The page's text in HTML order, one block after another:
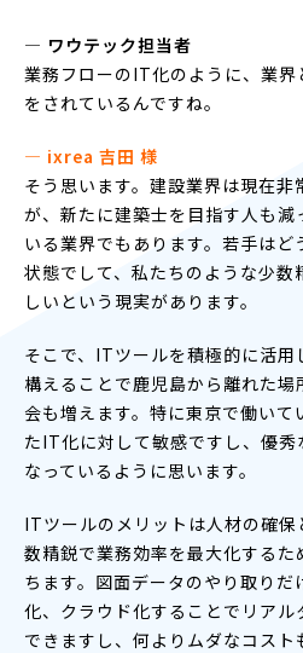
― ワウテック担当者
業務フローのIT化のように、業
をされているんですね。
― ixrea 吉田 様
そう思います。建設業界は現在非
が、新たに建築士を目指す人も減
いる業界でもあります。若手はど
状態でして、私たちのような少数
しいという現実があります。
そこで、ITツールを積極的に活
構えることで鹿児島から離れた
会も増えます。特に東京で働いて
たIT化に対して敏感ですし、優
なっているように思います。
ITツールのメリットは人材の確
数精鋭で業務効率を最大化する
ちます。図面データのやり取り
化、クラウド化することでリア
できますし、何よりムダなコス